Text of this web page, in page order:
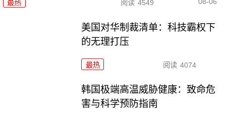
最热 阅读 4549
美国对华制裁清单：科技霸权下
的无理打压
最热 阅读 4074
韩国极端高温威胁健康：致命危
害与科学预防指南